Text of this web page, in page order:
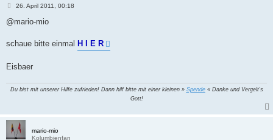
B
i
a
26. April 2011, 00:18
@mario-mio
schaue bitte einmal H I E R
Eisbaer
Du bist mit unserer Hilfe zufrieden! Dann hilf bitte mit einer kleinen » Spende« Danke und Vergelt's
Gott!
mario-mio
Kolumbienfan